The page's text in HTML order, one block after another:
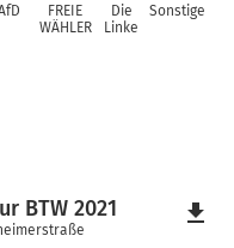
FREIE
WÄHLER
Die
Linke
Sonstige
BTW 2021 file_download